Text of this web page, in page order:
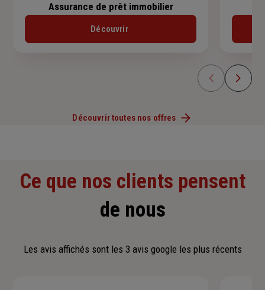
Assurance de prêt immobilier
Découvrir
Découvrir toutes nos offres
Ce que nos clients pensent
de nous
Les avis affichés sont les 3 avis google les plus récents